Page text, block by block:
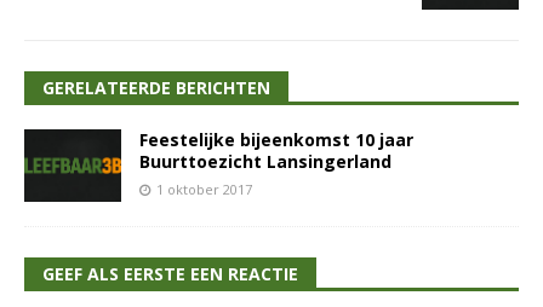
GERELATEERDE BERICHTEN
Feestelijke bijeenkomst 10 jaar
Buurttoezicht Lansingerland
1 oktober 2017
GEEF ALS EERSTE EEN REACTIE